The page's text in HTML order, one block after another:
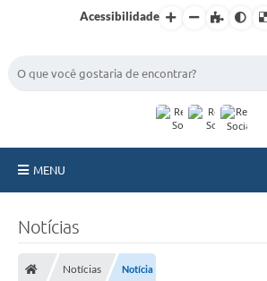
Acessibilidade
MENU
Notícias
Notícias Notícia